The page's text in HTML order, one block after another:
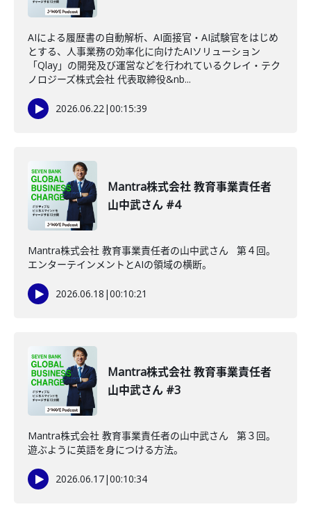
AIによる履歴書の自動解析、AI面接官・AI試験官をはじめ
とする、人事業務の効率化に向けたAIソリューション
「Qlay」の開発及び運営などを行われているクレイ・テク
ノロジーズ株式会社 代表取締役&nb...
2026.06.22|00:15:39
Mantra株式会社 教育事業責任者
山中武さん #4
Mantra株式会社 教育事業責任者の山中武さん 第４回。
エンターテインメントとAIの領域の横断。
2026.06.18 |00:10:21
Mantra株式会社 教育事業責任者
山中武さん #3
Mantra株式会社 教育事業責任者の山中武さん 第３回。
遊ぶように英語を身につける方法。
2026.06.17|00:10:34